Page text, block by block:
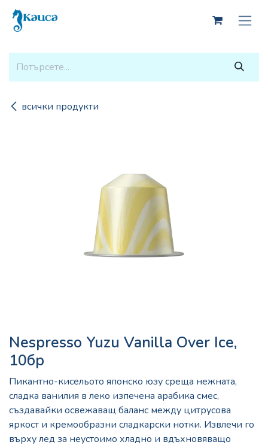
Skip to Content
всички продукти
Nespresso Yuzu Vanilla Over Ice,
10бр
Пикантно-кисельото японско юзу среща нежната,
сладка ванилия в леко изпечена арабика смес,
създавайки освежаващ баланс между цитрусова
яркост и кремообразни сладкарски нотки. Извлечи го
върху лед за неустоимо хладно и вдъхновяващо